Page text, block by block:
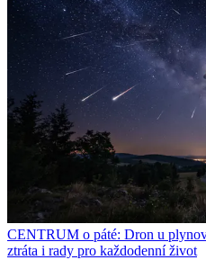
CENTRUM o páté: Dron u
ztráta i rady pro každodenní život